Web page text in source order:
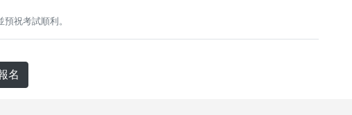
祝考試順利。
名